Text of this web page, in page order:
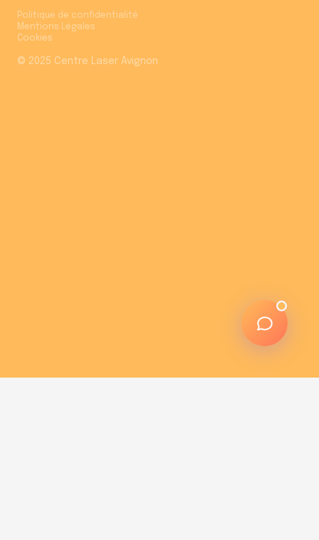
© 2025 Centre Laser Avignon
Politique de confidentialité
Mentions Légales
Cookies